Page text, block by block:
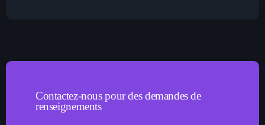
Contactez-nous pour des demandes de
renseignements